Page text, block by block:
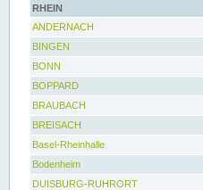
RHEIN
ANDERNACH
BINGEN
BONN
BOPPARD
BRAUBACH
BREISACH
Basel-Rheinhalle
Bodenheim
DUISBURG-RUHRORT